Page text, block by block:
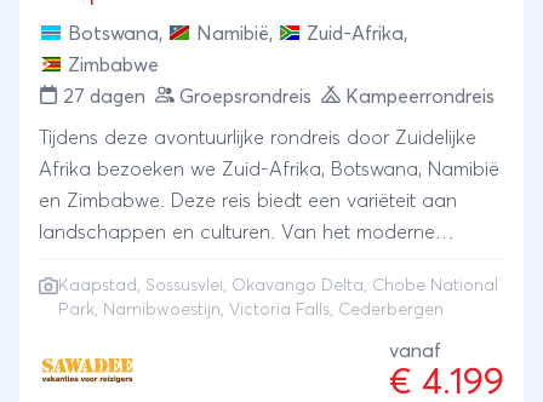
Botswana, Namibië, Zuid-Afrika,
Zimbabwe
27 dagen
Groepsrondreis Kampeerrondreis
Tijdens deze avontuurlijke rondreis door Zuidelijke
Afrika bezoeken we Zuid-Afrika, Botswana, Namibië
en Zimbabwe. Deze reis biedt een variëteit aan
landschappen en culturen. Van het moderne
surrealistische Namib woestijn tot het natuurgeweld
Cederbergen, per mokoro door de Okavango Delta
en ook de Sossusvlei in Namibië, met zijn
Kaapstad , Sossusvlei, Okavango Delta, Chobe National
Park, Namibwoestijn, Victoria Falls, Cederbergen
vanaf
€ 4.199